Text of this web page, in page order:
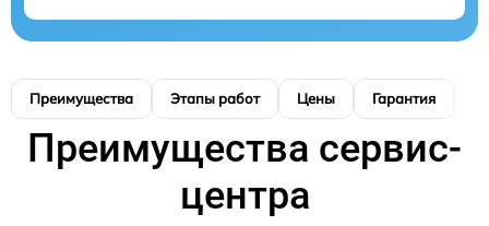
Преимущества Этапы работ Цены Гарантия
Преимущества сервис-
центра